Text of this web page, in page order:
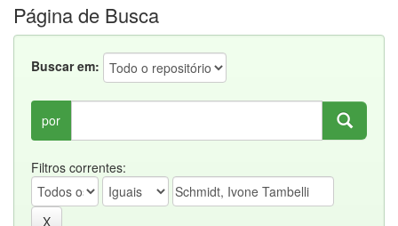
Página de Busca
Buscar em:
por
Filtros correntes: